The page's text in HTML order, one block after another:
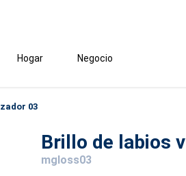
Hogar Negocio
03
Brillo de labios
mgloss03